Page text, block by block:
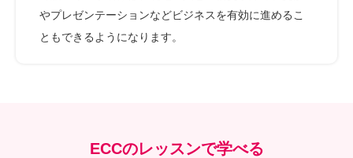
やプレゼンテーションなどビジネスを有効に進めるこ
ともできるようになります。
ECCのレッスンで学べる